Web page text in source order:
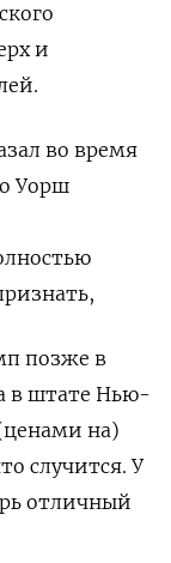
и
во время
Уорш
позже в
в штате Нью-
на)
случится. У
отличный